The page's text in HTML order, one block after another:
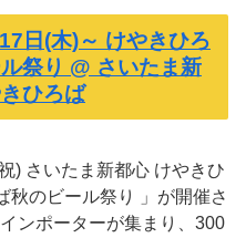
日(木)～ けやきひろ
祭り @ さいたま新
ひろば
) さいたま新都心 けやきひ
秋のビール祭り 」が開催さ
ンポーターが集まり、300